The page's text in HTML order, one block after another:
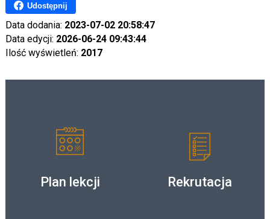
Udostępnij
Data dodania: 2023-07-02 20:58:47
Data edycji: 2026-06-24 09:43:44
Ilość wyświetleń: 2017
Plan lekcji Rekrutacja